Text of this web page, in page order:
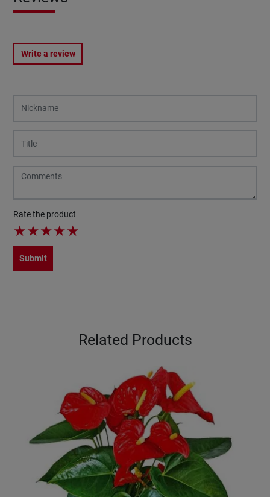
Write a review
Rate the product
★★★★★
Submit
Related Products